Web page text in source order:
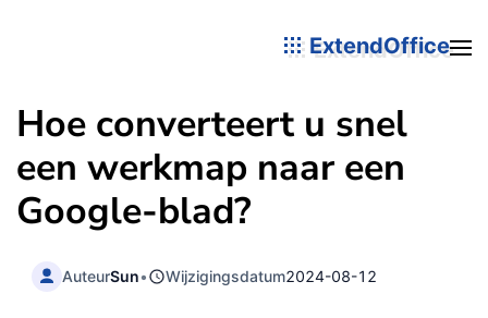
ExtendOffice
Hoe converteert u snel
een werkmap naar een
Google-blad?
AuteurSun• Wijzigingsdatum2024-08-12